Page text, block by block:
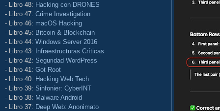
- Libro 48: Hacking con DRONES
- Libro 47: Crime Investigation
- Libro 46: macOS Hacking
- Libro 45: Bitcoin & Blockchain
- Libro 44: Windows Server 2016
- Libro 43: Infraestructuras Críticas
- Libro 42: Seguridad WordPress
- Libro 41: Got Root
- Libro 40: Hacking Web Tech
- Libro 39: Sinfonier: CyberINT
- Libro 38: Malware Android
- Libro 37: Deep Web: Anonimato